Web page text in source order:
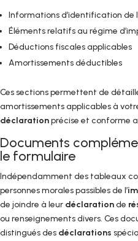
Informations d’identification de
Éléments relatifs au régime
Déductions fiscales applicables
Amortissements déductibles
Ces sections permettent de
amortissements applicables à
déclarationprécise et conforme
Documents
le formulaire
Indépendamment des tableaux
personnes morales passibles de l’
de joindre à leur déclarationde
ou renseignements divers. Ces
distingués des déclarations